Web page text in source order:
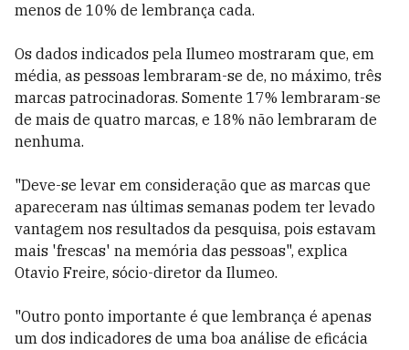
menos de 10% de lembrança cada.
Os dados indicados pela Ilumeo mostraram que, em
média, as pessoas lembraram-se de, no máximo, três
marcas patrocinadoras. Somente 17% lembraram-se
de mais de quatro marcas, e 18% não lembraram de
nenhuma.
"Deve-se levar em consideração que as marcas que
apareceram nas últimas semanas podem ter levado
vantagem nos resultados da pesquisa, pois estavam
mais 'frescas' na memória das pessoas", explica
Otavio Freire, sócio-diretor da Ilumeo.
"Outro ponto importante é que lembrança é apenas
um dos indicadores de uma boa análise de eficácia